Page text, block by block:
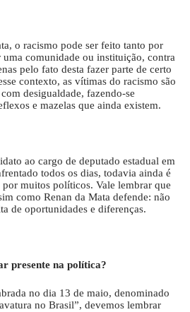
o racismo pode ser feito tanto por
comunidade ou instituição, contra
pelo fato desta fazer parte de certo
contexto, as vítimas do racismo são
desigualdade, fazendo-se
e mazelas que ainda existem.
ao cargo de deputado estadual em
todos os dias, todavia ainda é
por muitos políticos. Vale lembrar que
como Renan da Mata defende: não
de oportunidades e diferenças.
presente na política?
no dia 13 de maio, denominado
no Brasil”, devemos lembrar